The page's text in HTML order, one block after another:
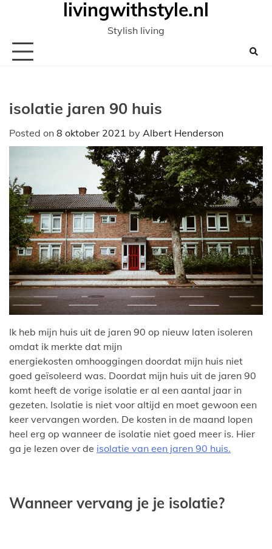
inhoud
livingwithstyle.nl
Stylish living
isolatie jaren 90 huis
Posted on 8 oktober 2021 by Albert Henderson
Ik heb mijn huis uit de jaren 90 op nieuw laten isoleren
omdat ik merkte dat mijn
energiekosten omhooggingen doordat mijn huis niet
goed geïsoleerd was. Doordat mijn huis uit de jaren 90
komt heeft de vorige isolatie er al een aantal jaar in
gezeten. Isolatie is niet voor altijd en moet gewoon een
keer vervangen worden. De kosten in de maand lopen
heel erg op wanneer de isolatie niet goed meer is. Hier
ga je lezen over de isolatie van een jaren 90 huis.
Wanneer vervang je je isolatie?